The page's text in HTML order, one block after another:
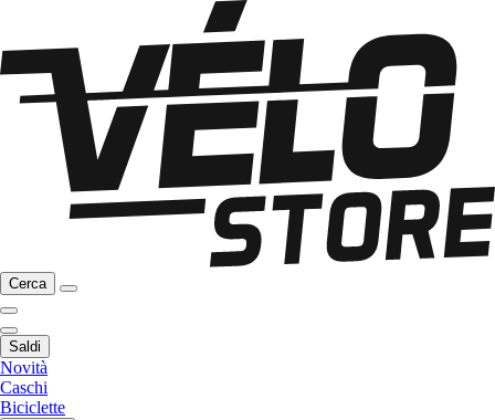
Cerca
Saldi
Novità
Caschi
Biciclette